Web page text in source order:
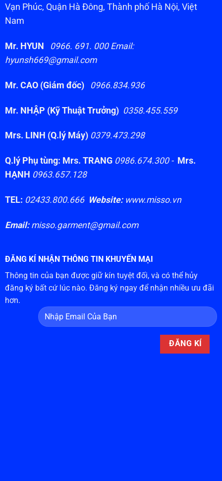
Vạn Phúc, Quận Hà Đông, Thành phố Hà Nội, Việt
Nam
Mr. HYUN
0966. 691. 000 Email:
hyunsh669@gmail.com
Mr. CAO (Giám đốc) 0966.834.936
Mr. NHẬP (Kỹ Thuật Trưởng) 0358.455.559
Mrs. LINH (Q.lý Máy) 0379.473.298
Q.lý Phụ tùng: Mrs. TRANG 0986.674.300 - Mrs.
HẠNH 0963.657.128
TEL: 02433.800.666 Website:www.misso.vn
Email:misso.garment@gmail.com
ĐĂNG KÍ NHẬN THÔNG TIN KHUYẾN MẠI
Thông tin của bạn được giữ kín tuyệt đối, và có thể hủy
đăng ký bất cứ lúc nào. Đăng ký ngay để nhận nhiều ưu đãi
hơn.